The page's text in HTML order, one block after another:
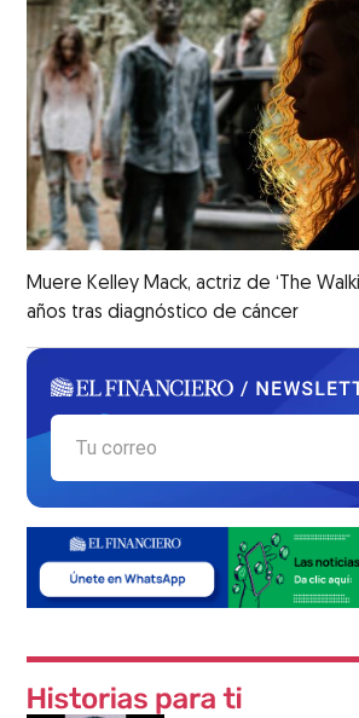
Muere Kelley Mack, actriz de ‘The
años tras diagnóstico de cáncer